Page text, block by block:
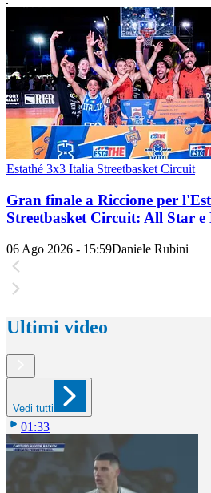
Estathé 3x3 Italia Streetbasket Circuit
Gran finale a Riccione per
Streetbasket Circuit: All Star
06 Ago 2026 - 15:59Daniele Rubini
Ultimi video
Vedi tutti
01:33